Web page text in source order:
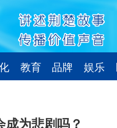
教育 品牌 娱乐
为悲剧吗？